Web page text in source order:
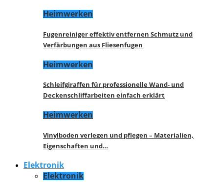
Heimwerken
Fugenreiniger effektiv entfernen Schmutz und
Verfärbungen aus Fliesenfugen
Heimwerken
Schleifgiraffen für professionelle Wand- und
Deckenschliffarbeiten einfach erklärt
Heimwerken
Vinylboden verlegen und pflegen – Materialien,
Eigenschaften und…
Elektronik
Elektronik